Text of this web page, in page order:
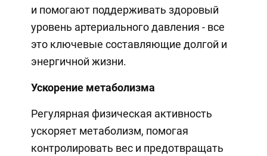
и помогают поддерживать здоровый
уровень артериального давления - все
это ключевые составляющие долгой и
энергичной жизни.
Ускорение метаболизма
Регулярная физическая активность
ускоряет метаболизм, помогая
контролировать вес и предотвращать